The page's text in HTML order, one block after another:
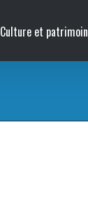
Culture et